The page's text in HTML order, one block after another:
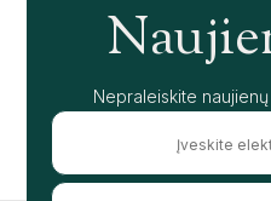
Nepraleiskite